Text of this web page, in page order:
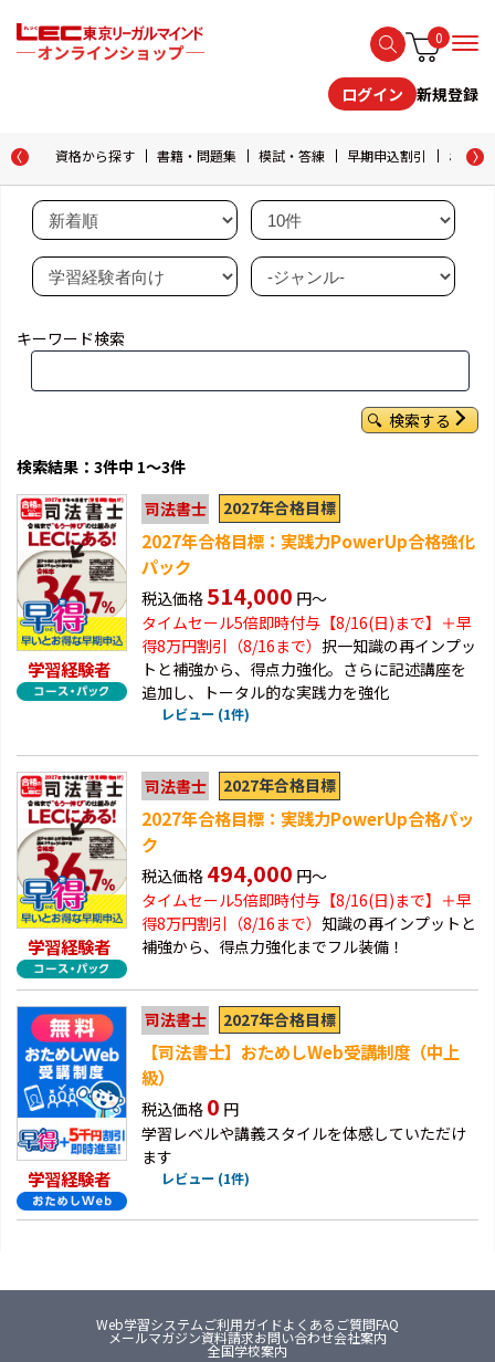
0
ログイン 新規登録
資格から探す 書籍・問題集 模試・答練 早期申込割引 おため
キーワード検索
検索する
検索結果：3件中 1～3件
学習経験者
司法書士 2027年合格目標
2027年合格目標：実践力PowerUp合格強化
パック
税込価格 514,000 円～
タイムセール5倍即時付与【8/16(日)まで】＋早
得8万円割引（8/16まで） 択一知識の再インプッ
トと補強から、得点力強化。さらに記述講座を
追加し、トータル的な実践力を強化
レビュー (1件)
学習経験者
司法書士 2027年合格目標
2027年合格目標：実践力PowerUp合格パッ
ク
税込価格 494,000 円～
タイムセール5倍即時付与【8/16(日)まで】＋早
得8万円割引（8/16まで） 知識の再インプットと
補強から、得点力強化までフル装備！
学習経験者
司法書士 2027年合格目標
【司法書士】おためしWeb受講制度（中上
級）
税込価格 0 円
学習レベルや講義スタイルを体感していただけ
ます
レビュー (1件)
Web学習システムご利用ガイドよくあるご質問FAQ
メールマガジン資料請求お問い合わせ会社案内
全国学校案内